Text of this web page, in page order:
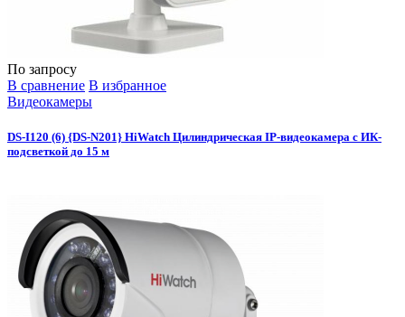
По запросу
В сравнение В избранное
Видеокамеры
DS-I120 (6) {DS-N201} HiWatch Цилиндрическая IP-видеокамера с ИК-
подсветкой до 15 м